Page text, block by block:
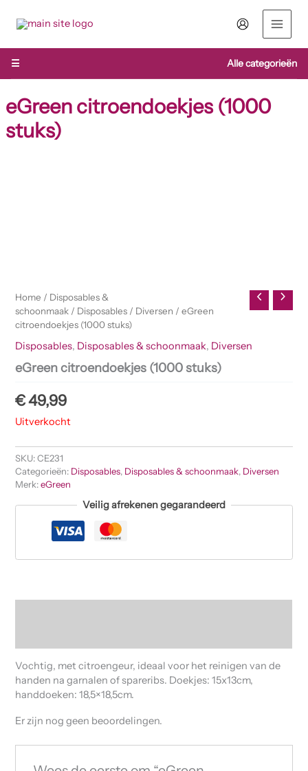
naar
inhoud
☰
Alle categorieën
eGreen citroendoekjes (1000
stuks)
Home / Disposables &
schoonmaak / Disposables / Diversen / eGreen
citroendoekjes (1000 stuks)
Disposables, Disposables & schoonmaak, Diversen
eGreen citroendoekjes (1000 stuks)
€49,99
Uitverkocht
SKU:CE231
Categorieën: Disposables, Disposables & schoonmaak, Diversen
Merk:eGreen
Veilig afrekenen gegarandeerd
Vochtig, met citroengeur, ideaal voor het reinigen van de
handen na garnalen of spareribs. Doekjes: 15x13cm,
handdoeken: 18,5×18,5cm.
Er zijn nog geen beoordelingen.